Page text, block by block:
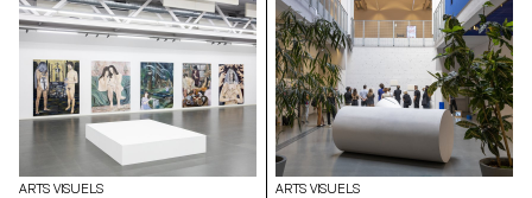
ARTS VISUELS ARTS VISUELS